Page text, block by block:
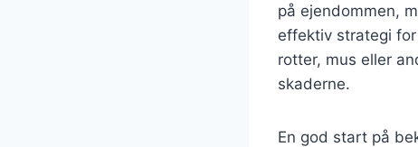
på ejendommen,
effektiv strategi
rotter, mus eller
skaderne.
En god start på